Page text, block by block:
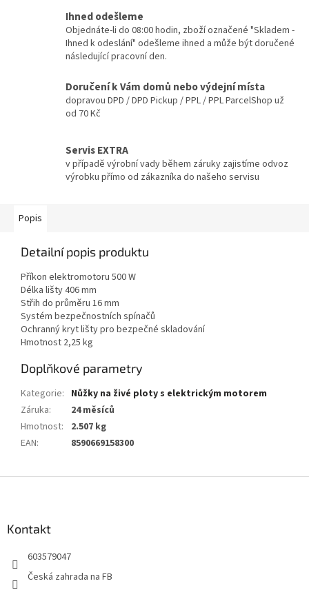
Ihned odešleme
Objednáte-li do 08:00 hodin, zboží označené "Skladem -
Ihned k odeslání" odešleme ihned a může být doručené
následující pracovní den.
Doručení k Vám domů nebo výdejní místa
dopravou DPD / DPD Pickup / PPL / PPL ParcelShop už
od 70 Kč
Servis EXTRA
v případě výrobní vady během záruky zajistíme odvoz
výrobku přímo od zákazníka do našeho servisu
Popis
Detailní popis produktu
Příkon elektromotoru 500 W
Délka lišty 406 mm
Střih do průměru 16 mm
Systém bezpečnostních spínačů
Ochranný kryt lišty pro bezpečné skladování
Hmotnost 2,25 kg
Doplňkové parametry
Kategorie: Nůžky na živé ploty s elektrickým motorem
Záruka:
24 měsíců
Hmotnost:
2.507 kg
EAN: 8590669158300
Kontakt
603579047
Česká zahrada na FB